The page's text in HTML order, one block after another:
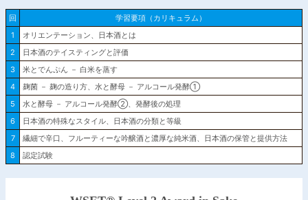
回
学習要項（カリキュラム）
1
オリエンテーション、日本酒とは
2
日本酒のテイスティングと評価
3
米とでんぷん － 白米を蒸す
4
麹菌 － 麹の造り方、水と酵母 － アルコール発酵①
5
水と酵母 － アルコール発酵②、発酵後の処理
6
日本酒の特殊なスタイル、日本酒の分類と等級
7
繊細で辛口、フルーティーな吟醸酒と濃厚な純米酒、日本酒の保管と提供方法
8
認定試験